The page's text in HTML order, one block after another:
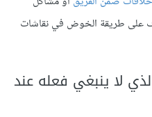
على طريقة الخوض في نقاشات
لا ينبغي فعله عند